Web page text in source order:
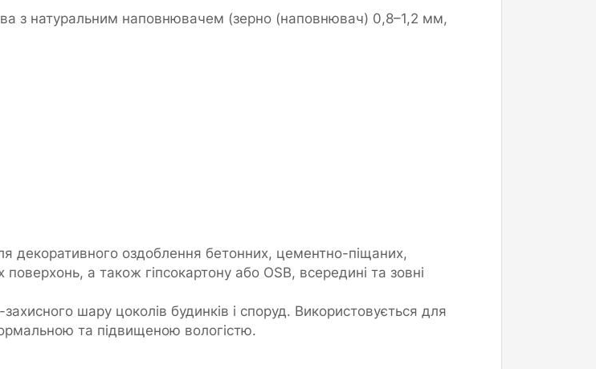
з натуральним наповнювачем (зерно (наповнювач) 0,8–1,2 мм,
декоративного оздоблення бетонних, цементно-піщаних,
а також гіпсокартону або OSB, всередині та зовні
шару цоколів будинків і споруд. Використовується для
та підвищеною вологістю.